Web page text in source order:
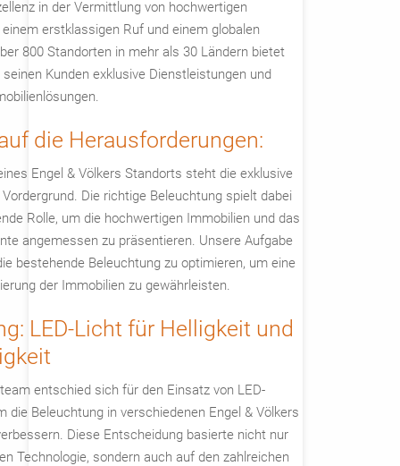
in der Vermittlung von hochwertigen
erstklassigen Ruf und einem globalen
800 Standorten in mehr als 30 Ländern bietet
seinen Kunden exklusive Dienstleistungen und
die Herausforderungen:
Engel & Völkers Standorts steht die exklusive
Die richtige Beleuchtung spielt dabei
Rolle, um die hochwertigen Immobilien und das
angemessen zu präsentieren. Unsere Aufgabe
bestehende Beleuchtung zu optimieren, um eine
der Immobilien zu gewährleisten.
LED-Licht für Helligkeit und
entschied sich für den Einsatz von LED-
die Beleuchtung in verschiedenen Engel & Völkers
Diese Entscheidung basierte nicht nur
Technologie, sondern auch auf den zahlreichen